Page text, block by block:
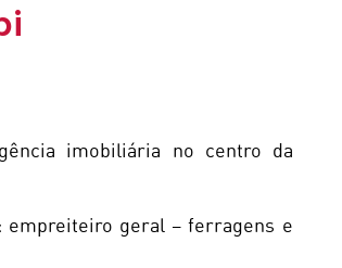
imobiliária no centro da
geral – ferragens e